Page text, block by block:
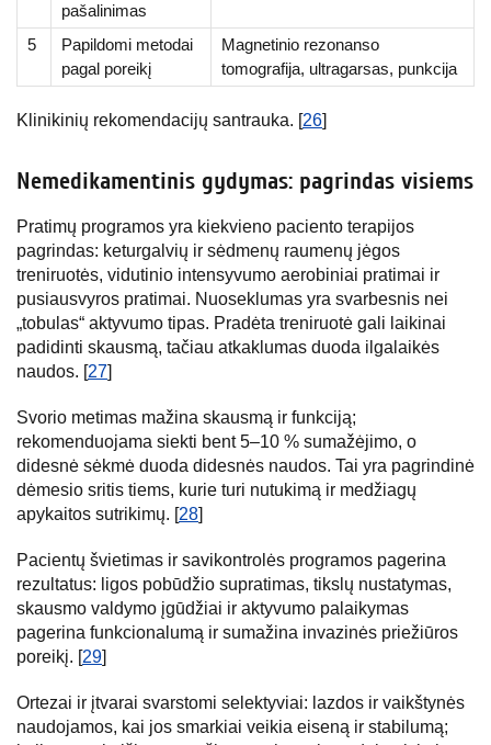
pašalinimas
5
Papildomi metodai
pagal poreikį
Magnetinio rezonanso
tomografija, ultragarsas, punkcija
Klinikinių rekomendacijų santrauka. [26]
Nemedikamentinis gydymas: pagrindas visiems
Pratimų programos yra kiekvieno paciento terapijos
pagrindas: keturgalvių ir sėdmenų raumenų jėgos
treniruotės, vidutinio intensyvumo aerobiniai pratimai ir
pusiausvyros pratimai. Nuoseklumas yra svarbesnis nei
„tobulas“ aktyvumo tipas. Pradėta treniruotė gali laikinai
padidinti skausmą, tačiau atkaklumas duoda ilgalaikės
naudos. [27]
Svorio metimas mažina skausmą ir funkciją;
rekomenduojama siekti bent 5–10 % sumažėjimo, o
didesnė sėkmė duoda didesnės naudos. Tai yra pagrindinė
dėmesio sritis tiems, kurie turi nutukimą ir medžiagų
apykaitos sutrikimų. [28]
Pacientų švietimas ir savikontrolės programos pagerina
rezultatus: ligos pobūdžio supratimas, tikslų nustatymas,
skausmo valdymo įgūdžiai ir aktyvumo palaikymas
pagerina funkcionalumą ir sumažina invazinės priežiūros
poreikį. [29]
Ortezai ir įtvarai svarstomi selektyviai: lazdos ir vaikštynės
naudojamos, kai jos smarkiai veikia eiseną ir stabilumą;